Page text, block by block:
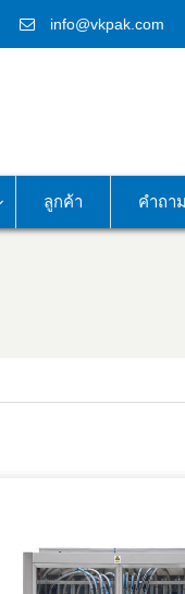
info@vkpak.com
ลูกค้า คำถา